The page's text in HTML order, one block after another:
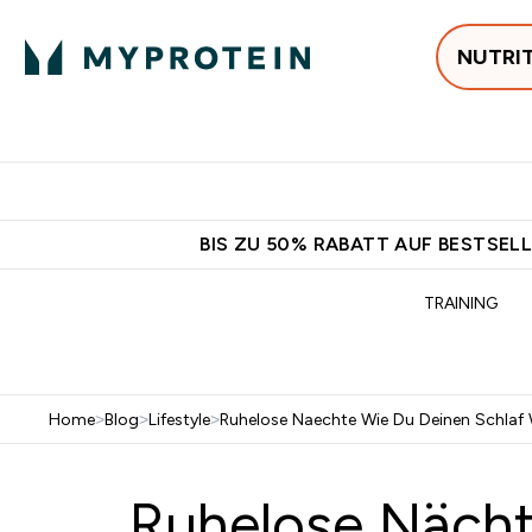
BIS ZU 50% RABATT AUF
TRAINING
Home>Blog>Lifestyle>Ruhelose Naechte Wie Du Deinen